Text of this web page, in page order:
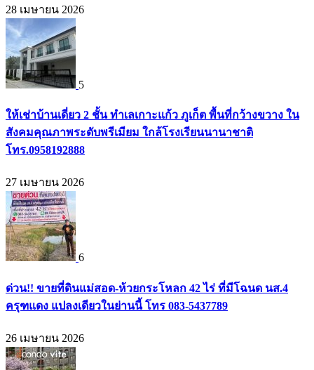
28 เมษายน 2026
5
ให้เช่าบ้านเดี่ยว 2 ชั้น ทำเลเกาะแก้ว ภูเก็ต พื้นที่กว้างขวาง ใน
สังคมคุณภาพระดับพรีเมียม ใกล้โรงเรียนนานาชาติ
โทร.0958192888
27 เมษายน 2026
6
ด่วน!! ขายที่ดินแม่สอด-ห้วยกระโหลก 42 ไร่ ที่มีโฉนด นส.4
ครุฑแดง แปลงเดียวในย่านนี้ โทร 083-5437789
26 เมษายน 2026